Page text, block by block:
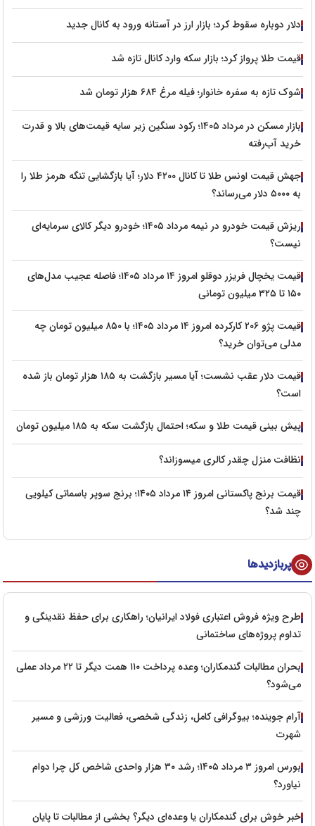
دلار دوباره سقوط کرد؛ بازار ارز در آستانه ورود به کانال جدید
قیمت طلا پرواز کرد؛ بازار سکه وارد کانال تازه شد
شوک تازه به سفره خانوار؛ فیله مرغ ۶۸۴ هزار تومان شد
بازار مسکن در مرداد ۱۴۰۵؛ رکود سنگین زیر سایه قیمت‌های بالا و قدرت
خرید آب‌رفته
جهش قیمت اونس طلا تا کانال ۴۲۰۰ دلار؛ آیا بازگشایی تنگه هرمز طلا را
به ۵۰۰۰ دلار می‌رساند؟
ریزش قیمت خودرو در نیمه مرداد ۱۴۰۵؛ خودرو دیگر کالای سرمایه‌ای
نیست؟
قیمت یخچال فریزر دوقلو امروز ۱۴ مرداد ۱۴۰۵؛ فاصله عجیب مدل‌های
۱۵۰ تا ۳۲۵ میلیون تومانی
قیمت پژو ۲۰۶ کارکرده امروز ۱۴ مرداد ۱۴۰۵؛ با ۸۵۰ میلیون تومان چه
مدلی می‌توان خرید؟
قیمت دلار عقب نشست؛ آیا مسیر بازگشت به ۱۸۵ هزار تومان باز شده
است؟
پیش‌ بینی قیمت طلا و سکه؛ احتمال بازگشت سکه به ۱۸۵ میلیون تومان
نظافت منزل چقدر کالری میسوزاند؟
قیمت برنج پاکستانی امروز ۱۴ مرداد ۱۴۰۵؛ برنج سوپر باسماتی کیلویی
چند شد؟
پربازدیدها
طرح ویژه فروش اعتباری فولاد ایرانیان؛ راهکاری برای حفظ نقدینگی و
تداوم پروژه‌های ساختمانی
بحران مطالبات گندمکاران؛ وعده پرداخت ۱۱۰ همت دیگر تا ۲۲ مرداد عملی
می‌شود؟
آرام جوینده؛ بیوگرافی کامل، زندگی شخصی، فعالیت ورزشی و مسیر
شهرت
بورس امروز ۳ مرداد ۱۴۰۵؛ رشد ۳۰ هزار واحدی شاخص کل چرا دوام
نیاورد؟
خبر خوش برای گندمکاران یا وعده‌ای دیگر؟ بخشی از مطالبات تا پایان